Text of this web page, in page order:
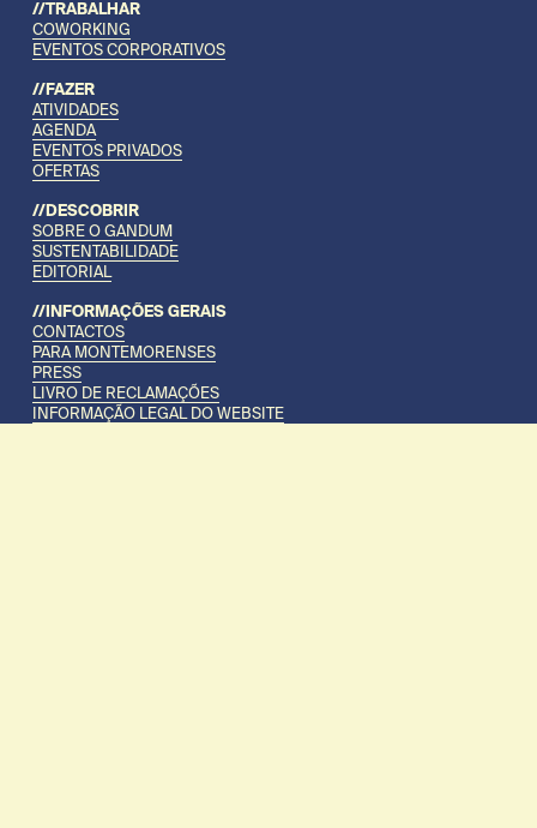
//TRABALHAR
COWORKING
EVENTOS CORPORATIVOS
//FAZER
ATIVIDADES
AGENDA
EVENTOS PRIVADOS
OFERTAS
//DESCOBRIR
SOBRE O GANDUM
SUSTENTABILIDADE
EDITORIAL
//INFORMAÇÕES GERAIS
CONTACTOS
PARA MONTEMORENSES
PRESS
LIVRO DE RECLAMAÇÕES
INFORMAÇÃO LEGAL DO WEBSITE